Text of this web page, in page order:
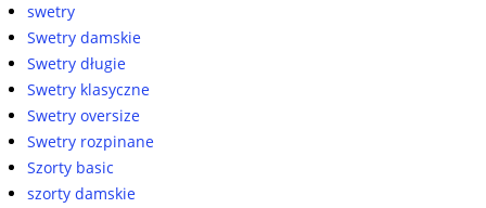
swetry
Swetry damskie
Swetry długie
Swetry klasyczne
Swetry oversize
Swetry rozpinane
Szorty basic
szorty damskie